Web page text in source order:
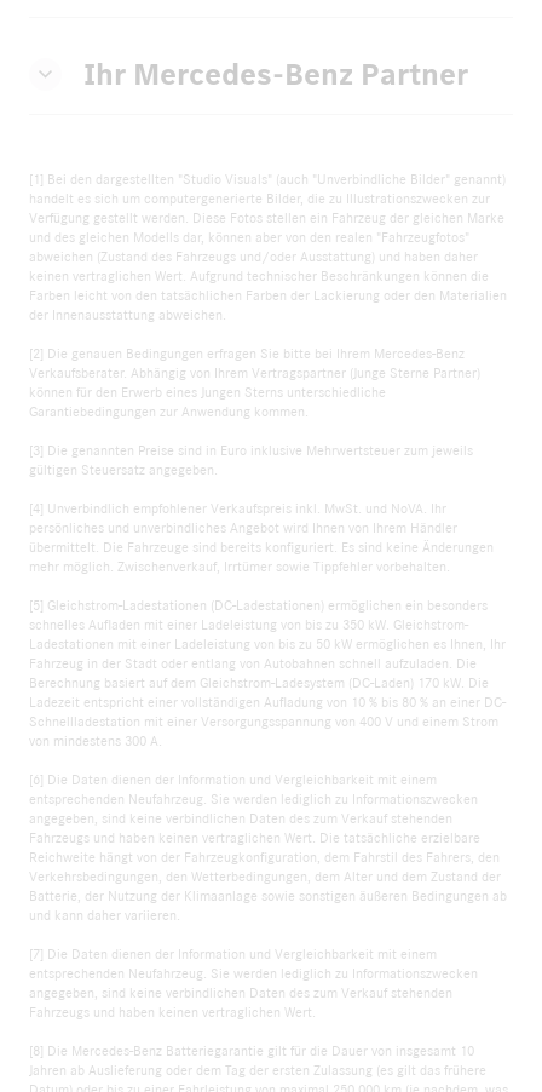
Ihr Mercedes-Benz Partner
[1] Bei den dargestellten "Studio Visuals" (auch "Unverbindliche Bilder" genannt)
handelt es sich um computergenerierte Bilder, die zu Illustrationszwecken zur
Verfügung gestellt werden. Diese Fotos stellen ein Fahrzeug der gleichen Marke
und des gleichen Modells dar, können aber von den realen "Fahrzeugfotos"
abweichen (Zustand des Fahrzeugs und/oder Ausstattung) und haben daher
keinen vertraglichen Wert. Aufgrund technischer Beschränkungen können die
Farben leicht von den tatsächlichen Farben der Lackierung oder den Materialien
der Innenausstattung abweichen.
[2] Die genauen Bedingungen erfragen Sie bitte bei Ihrem Mercedes-Benz
Verkaufsberater. Abhängig von Ihrem Vertragspartner (Junge Sterne Partner)
können für den Erwerb eines Jungen Sterns unterschiedliche
Garantiebedingungen zur Anwendung kommen.
[3] Die genannten Preise sind in Euro inklusive Mehrwertsteuer zum jeweils
gültigen Steuersatz angegeben.
[4] Unverbindlich empfohlener Verkaufspreis inkl. MwSt. und NoVA. Ihr
persönliches und unverbindliches Angebot wird Ihnen von Ihrem Händler
übermittelt. Die Fahrzeuge sind bereits konfiguriert. Es sind keine Änderungen
mehr möglich. Zwischenverkauf, Irrtümer sowie Tippfehler vorbehalten.
[5] Gleichstrom-Ladestationen (DC-Ladestationen) ermöglichen ein besonders
schnelles Aufladen mit einer Ladeleistung von bis zu 350 kW. Gleichstrom-
Ladestationen mit einer Ladeleistung von bis zu 50 kW ermöglichen es Ihnen, Ihr
Fahrzeug in der Stadt oder entlang von Autobahnen schnell aufzuladen. Die
Berechnung basiert auf dem Gleichstrom-Ladesystem (DC-Laden) 170 kW. Die
Ladezeit entspricht einer vollständigen Aufladung von 10 % bis 80 % an einer DC-
Schnellladestation mit einer Versorgungsspannung von 400 V und einem Strom
von mindestens 300 A.
[6] Die Daten dienen der Information und Vergleichbarkeit mit einem
entsprechenden Neufahrzeug. Sie werden lediglich zu Informationszwecken
angegeben, sind keine verbindlichen Daten des zum Verkauf stehenden
Fahrzeugs und haben keinen vertraglichen Wert. Die tatsächliche erzielbare
Reichweite hängt von der Fahrzeugkonfiguration, dem Fahrstil des Fahrers, den
Verkehrsbedingungen, den Wetterbedingungen, dem Alter und dem Zustand der
Batterie, der Nutzung der Klimaanlage sowie sonstigen äußeren Bedingungen ab
und kann daher variieren.
[7] Die Daten dienen der Information und Vergleichbarkeit mit einem
entsprechenden Neufahrzeug. Sie werden lediglich zu Informationszwecken
angegeben, sind keine verbindlichen Daten des zum Verkauf stehenden
Fahrzeugs und haben keinen vertraglichen Wert.
[8] Die Mercedes-Benz Batteriegarantie gilt für die Dauer von insgesamt 10
Jahren ab Auslieferung oder dem Tag der ersten Zulassung (es gilt das frühere